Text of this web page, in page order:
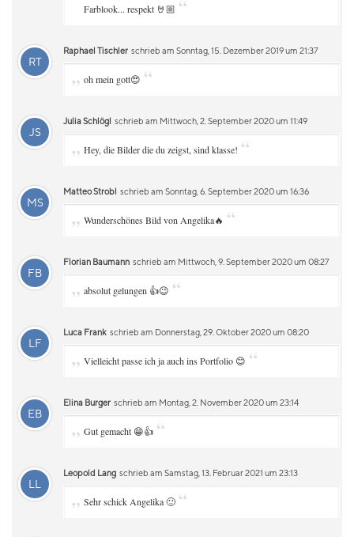
Farblook... respekt 🤘🏼 “
RT
Raphael Tischler schrieb am Sonntag, 15. Dezember 2019 um 21:37
„ oh mein gott😍 “
JS
Julia Schlögl schrieb am Mittwoch, 2. September 2020 um 11:49
„ Hey, die Bilder die du zeigst, sind klasse! “
MS
Matteo Strobl schrieb am Sonntag, 6. September 2020 um 16:36
„ Wunderschönes Bild von Angelika🔥 “
FB
Florian Baumann schrieb am Mittwoch, 9. September 2020 um 08:27
„ absolut gelungen 👍😉 “
LF
Luca Frank schrieb am Donnerstag, 29. Oktober 2020 um 08:20
„ Vielleicht passe ich ja auch ins Portfolio 😊 “
EB
Elina Burger schrieb am Montag, 2. November 2020 um 23:14
„ Gut gemacht 😁👍 “
LL
Leopold Lang schrieb am Samstag, 13. Februar 2021 um 23:13
„ Sehr schick Angelika 🙂 “